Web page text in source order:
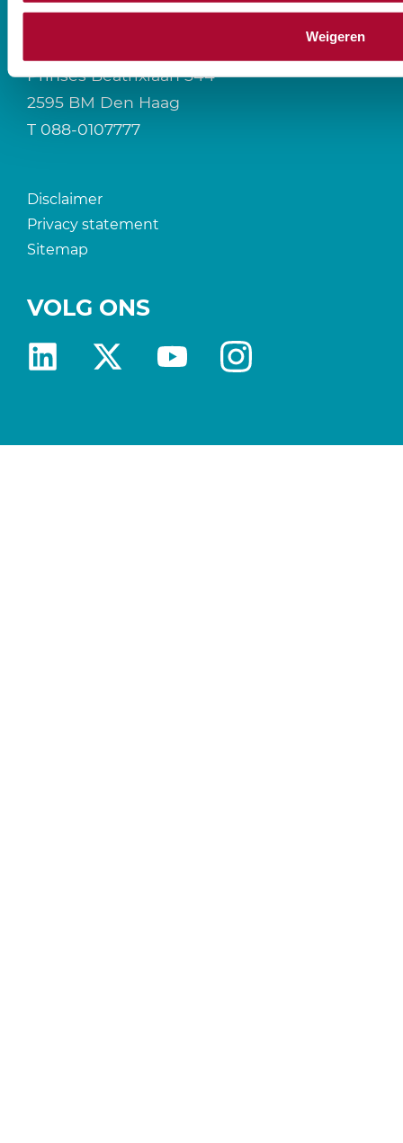
Weigeren
CONTACT
Prinses Beatrixlaan 544
2595 BM Den Haag
T 088-0107777
Disclaimer
Privacy statement
Sitemap
VOLG ONS